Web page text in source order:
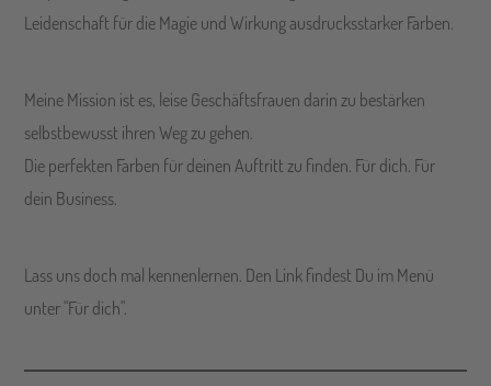
Leidenschaft für die Magie und Wirkung ausdrucksstarker Farben.
Meine Mission ist es, leise Geschäftsfrauen darin zu bestärken
selbstbewusst ihren Weg zu gehen.
Die perfekten Farben für deinen Auftritt zu finden. Für dich. Für
dein Business.
Lass uns doch mal kennenlernen. Den Link findest Du im Menü
unter "Für dich".